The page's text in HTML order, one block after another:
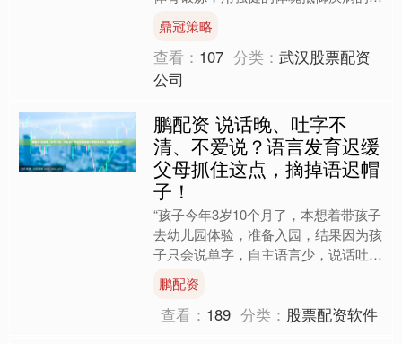
袭。 随着冬季的到来，气温逐渐降
低，各种呼吸道疾病和流行性....
鼎冠策略
查看： 107 分类：武汉股票配资
公司
鹏配资 说话晚、吐字不
清、不爱说？语言发育迟缓
父母抓住这点，摘掉语迟帽
子！
“孩子今年3岁10个月了，本想着带孩子
去幼儿园体验，准备入园，结果因为孩
子只会说单字，自主语言少，说话吐字
也不清，表达不好，想要什么都不知道
说，结果人家园长就没....
鹏配资
查看： 189 分类： 股票配资软件